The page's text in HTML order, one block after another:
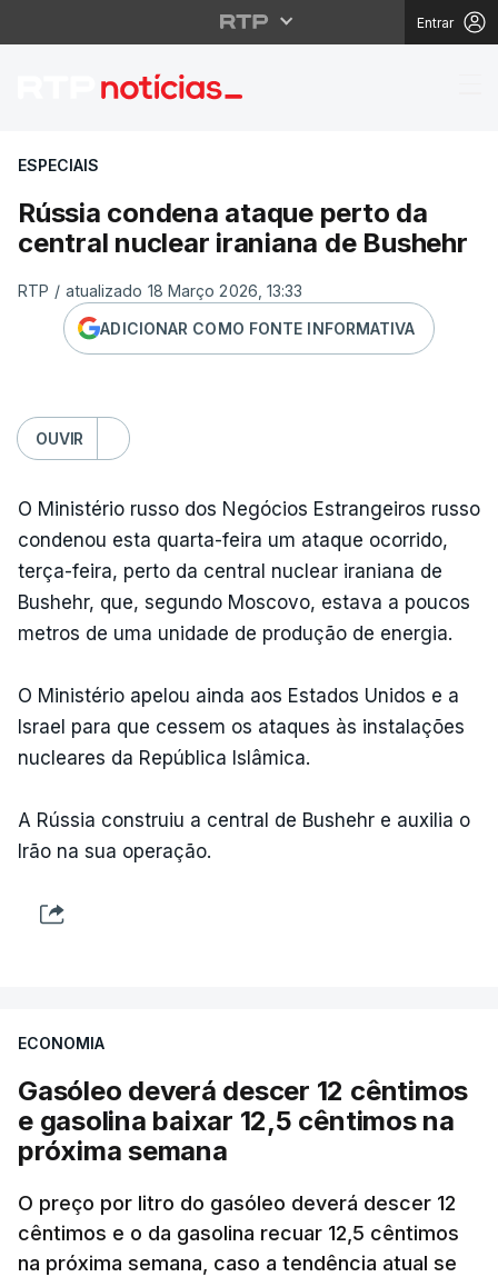
Entrar
Rússia condena
ESPECIAIS
Rússia condena ataque perto da
central nuclear iraniana de Bushehr
RTP / atualizado 18 Março 2026, 13:33
ADICIONAR COMO FONTE INFORMATIVA
OUVIR
O Ministério russo dos Negócios Estrangeiros russo
condenou esta quarta-feira um ataque ocorrido,
terça-feira, perto da central nuclear iraniana de
Bushehr, que, segundo Moscovo, estava a poucos
metros de uma unidade de produção de energia.
O Ministério apelou ainda aos Estados Unidos e a
Israel para que cessem os ataques às instalações
nucleares da República Islâmica.
A Rússia construiu a central de Bushehr e auxilia o
Irão na sua operação.
ECONOMIA
Gasóleo deverá descer 12 cêntimos
e gasolina baixar 12,5 cêntimos na
próxima semana
O preço por litro do gasóleo deverá descer 12
cêntimos e o da gasolina recuar 12,5 cêntimos
na próxima semana, caso a tendência atual se